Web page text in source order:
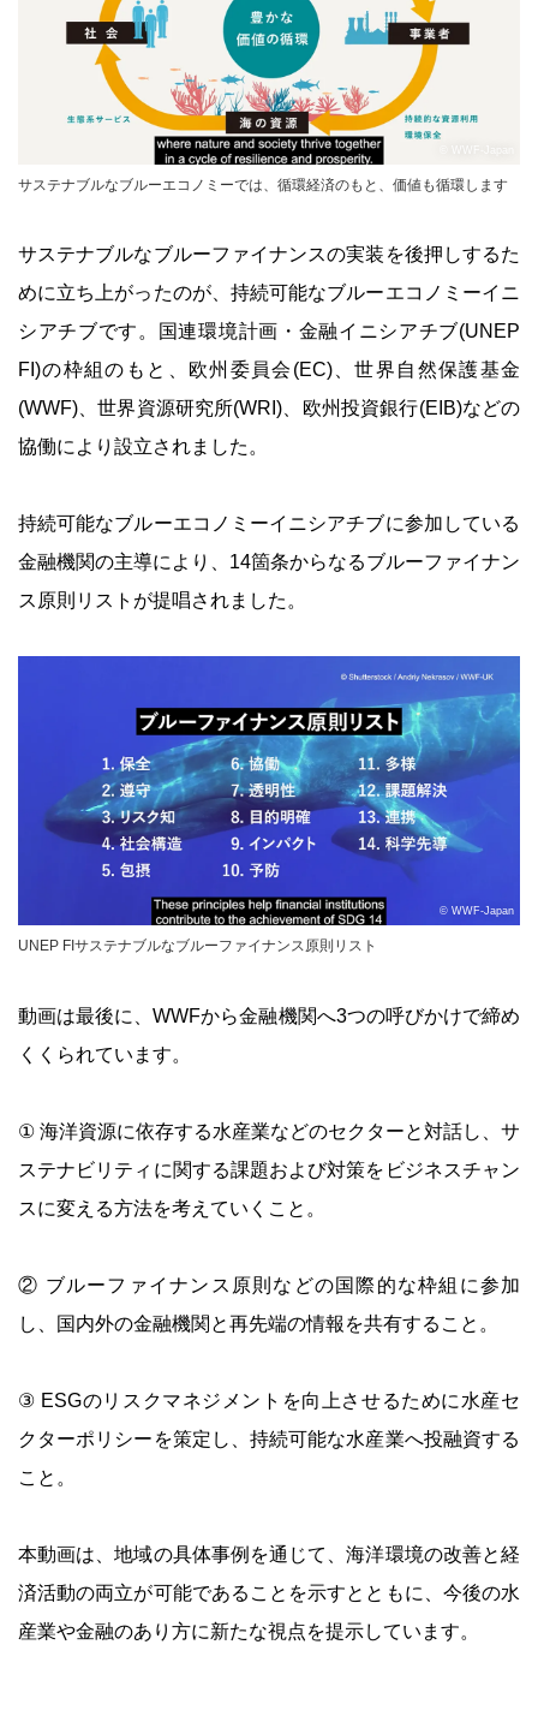
サステナブルなブルーエコノミーでは、循環経済のもと、価値も循環します
サステナブルなブルーファイナンスの実装を後押しするた
めに立ち上がったのが、持続可能なブルーエコノミーイニ
シアチブです。国連環境計画・金融イニシアチブ(UNEP
FI)の枠組のもと、欧州委員会(EC)、世界自然保護基金
(WWF)、世界資源研究所(WRI)、欧州投資銀行(EIB)などの
協働により設立されました。
持続可能なブルーエコノミーイニシアチブに参加している
金融機関の主導により、14箇条からなるブルーファイナン
ス原則リストが提唱されました。
© WWF-Japan
UNEP FIサステナブルなブルーファイナンス原則リスト
動画は最後に、WWFから金融機関へ3つの呼びかけで締め
くくられています。
① 海洋資源に依存する水産業などのセクターと対話し、サ
ステナビリティに関する課題および対策をビジネスチャン
スに変える方法を考えていくこと。
② ブルーファイナンス原則などの国際的な枠組に参加
し、国内外の金融機関と再先端の情報を共有すること。
③ ESGのリスクマネジメントを向上させるために水産セ
クターポリシーを策定し、持続可能な水産業へ投融資する
こと。
本動画は、地域の具体事例を通じて、海洋環境の改善と経
済活動の両立が可能であることを示すとともに、今後の水
産業や金融のあり方に新たな視点を提示しています。